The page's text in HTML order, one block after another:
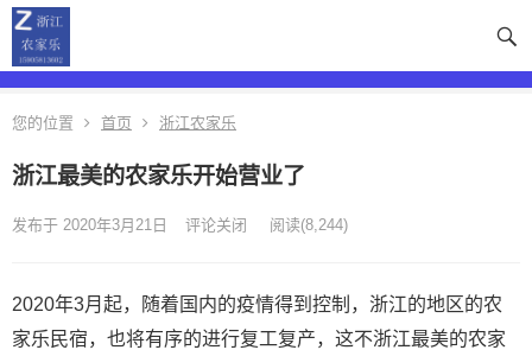
您的位置 首页 浙江农家乐
浙江最美的农家乐开始营业了
发布于 2020年3月21日 评论关闭 阅读(8,244)
2020年3月起，随着国内的疫情得到控制，浙江的地区的农
家乐民宿，也将有序的进行复工复产，这不浙江最美的农家